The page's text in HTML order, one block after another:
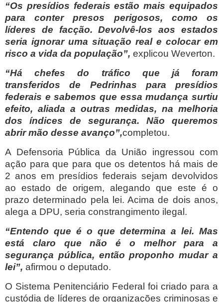
“Os presídios federais estão mais equipados
para conter presos perigosos, como os
líderes de facção. Devolvê-los aos estados
seria ignorar uma situação real e colocar em
risco a vida da população”, explicou Weverton.
“Há chefes do tráfico que já foram
transferidos de Pedrinhas para presídios
federais e sabemos que essa mudança surtiu
efeito, aliada a outras medidas, na melhoria
dos índices de segurança. Não queremos
abrir mão desse avanço”,completou.
A Defensoria Pública da União ingressou com
ação para que para que os detentos há mais de
2 anos em presídios federais sejam devolvidos
ao estado de origem, alegando que este é o
prazo determinado pela lei. Acima de dois anos,
alega a DPU, seria constrangimento ilegal.
“Entendo que é o que determina a lei. Mas
está claro que não é o melhor para a
segurança pública, então proponho mudar a
lei”, afirmou o deputado.
O Sistema Penitenciário Federal foi criado para a
custódia de líderes de organizações criminosas e